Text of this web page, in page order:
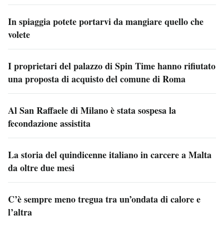
In spiaggia potete portarvi da mangiare quello che
volete
I proprietari del palazzo di Spin Time hanno rifiutato
una proposta di acquisto del comune di Roma
Al San Raffaele di Milano è stata sospesa la
fecondazione assistita
La storia del quindicenne italiano in carcere a Malta
da oltre due mesi
C’è sempre meno tregua tra un’ondata di calore e
l’altra